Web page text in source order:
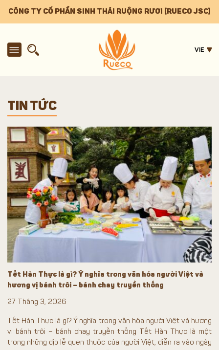
CÔNG TY CỔ PHẦN SINH THÁI RUỘNG RƯƠI (RUECO JSC)
VIE
TIN TỨC
Tết Hàn Thực là gì? Ý nghĩa trong văn hóa người Việt và
hương vị bánh trôi – bánh chay truyền thống
27 Tháng 3, 2026
Tết Hàn Thực là gì? Ý nghĩa trong văn hóa người Việt và hương
vị bánh trôi – bánh chay truyền thống Tết Hàn Thực là một
trong những dịp lễ quen thuộc của người Việt, diễn ra vào ngày